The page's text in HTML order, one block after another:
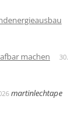
machen
30.
martinlechtape